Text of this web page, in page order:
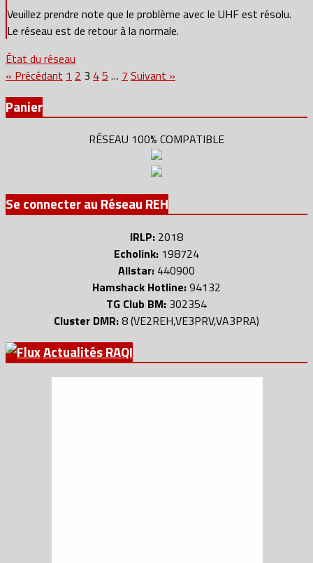
Veuillez prendre note que le problème avec le UHF est résolu.
Le réseau est de retour à la normale.
État du réseau
Pagination
des
publications
« Précédant 1 2 3 45 … 7 Suivant »
Panier
RÉSEAU 100% COMPATIBLE
Se connecter au Réseau REH
IRLP: 2018
Echolink: 198724
Allstar: 440900
Hamshack Hotline:94132
TG Club BM: 302354
Cluster DMR:8 (VE2REH,VE3PRV,VA3PRA)
Actualités RAQI